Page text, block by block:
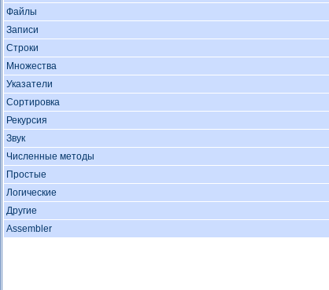
Файлы
Записи
Строки
Множества
Указатели
Сортировка
Рекурсия
Звук
Численные методы
Простые
Логические
Другие
Assembler